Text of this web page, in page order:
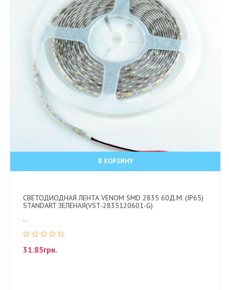
В КОРЗИНУ
СВЕТОДИОДНАЯ ЛЕНТА VENOM SMD 2835 60Д.М. (IP65)
STANDART ЗЕЛЕНАЯ(VST-2835120601-G)
..
31.85грн.